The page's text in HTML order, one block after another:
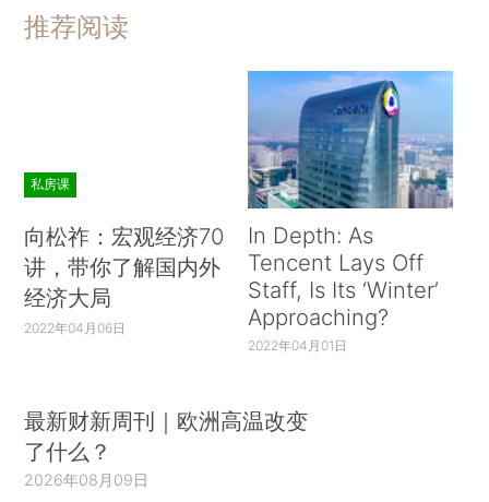
推荐阅读
私房课
向松祚：宏观经济70
讲，带你了解国内外
经济大局
2022年04月06日
In Depth: As
Tencent Lays Off
Staff, Is Its ‘Winter’
Approaching?
2022年04月01日
最新财新周刊｜欧洲高温改变
了什么？
2026年08月09日